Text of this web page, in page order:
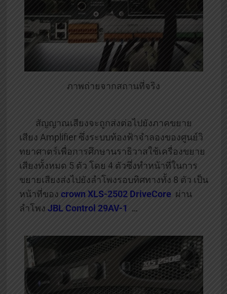
ภาพถ่ายจากสถานที่จริง
สัญญาณเสียงจะถูกส่งต่อไปยังภาคขยาย
เสียง Amplifier ซึ่งระบบท้องฟ้าจำลองของศูนย์วิ
ทยาศาตร์เพื่อการศึกษานราธิวาสใช้เครื่องขยาย
เสียงทั้งหมด 5 ตัว โดย 4 ตัวซึ่งทำหน้าที่ในการ
ขยายเสียงส่งไปยังลำโพงรอบทิศทางทั้ง 8 ตัว เป็น
หน้าที่ของ crown XLS-2502 DriveCoreผ่าน
ลำโพง JBL Control 29AV-1 …